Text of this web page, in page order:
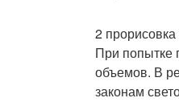
2
При попытке
объемов. В
законам